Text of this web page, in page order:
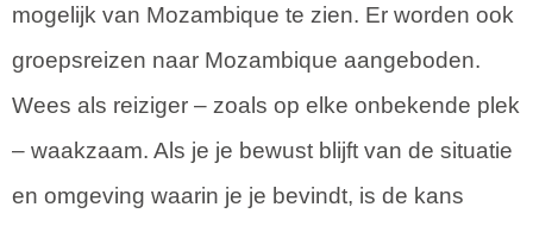
mogelijk van Mozambique te zien. Er worden ook
groepsreizen naar Mozambique aangeboden.
Wees als reiziger – zoals op elke onbekende plek
– waakzaam. Als je je bewust blijft van de situatie
en omgeving waarin je je bevindt, is de kans